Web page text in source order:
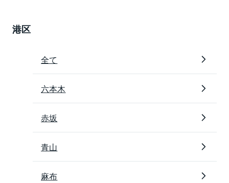
港区
全て
六本木
赤坂
青山
麻布